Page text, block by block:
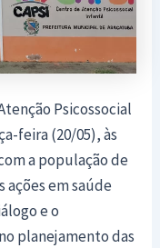
Psicossocial
feira (20/05), às
a população de
ações em saúde
e o
planejamento das